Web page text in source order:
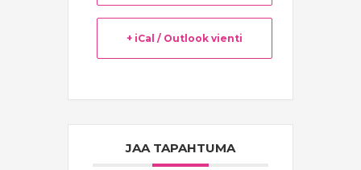
+ iCal / Outlook vienti
JAA TAPAHTUMA